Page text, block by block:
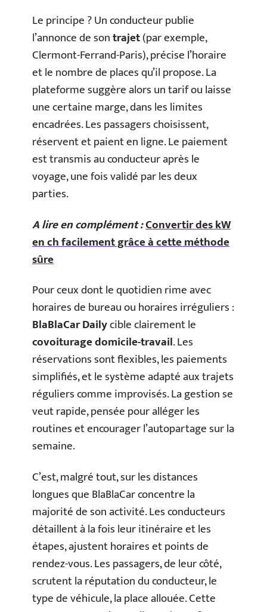
Le principe ? Un conducteur publie
l’annonce de sontrajet(par exemple,
Clermont-Ferrand-Paris), précise l’horaire
et le nombre de places qu’il propose. La
plateforme suggère alors un tarif ou laisse
une certaine marge, dans les limites
encadrées. Les passagers choisissent,
réservent et paient en ligne. Le paiement
est transmis au conducteur après le
voyage, une fois validé par les deux
parties.
A lire en complément :Convertir des kW
en ch facilement grâce à cette méthode
sûre
Pour ceux dont le quotidien rime avec
horaires de bureau ou horaires irréguliers :
BlaBlaCar Dailycible clairement le
covoiturage domicile-travail. Les
réservations sont flexibles, les paiements
simplifiés, et le système adapté aux trajets
réguliers comme improvisés. La gestion se
veut rapide, pensée pour alléger les
routines et encourager l’autopartage sur la
semaine.
C’est, malgré tout, sur les distances
longues que BlaBlaCar concentre la
majorité de son activité. Les conducteurs
détaillent à la fois leur itinéraire et les
étapes, ajustent horaires et points de
rendez-vous. Les passagers, de leur côté,
scrutent la réputation du conducteur, le
type de véhicule, la place allouée. Cette